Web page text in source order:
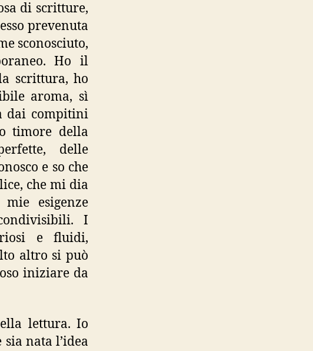
di scritture,
prevenuta
sconosciuto,
Ho il
scrittura, ho
aroma, sì
dai compitini
timore della
delle
e so che
che mi dia
esigenze
I
e fluidi,
altro si può
iniziare da
lettura. Io
nata l’idea